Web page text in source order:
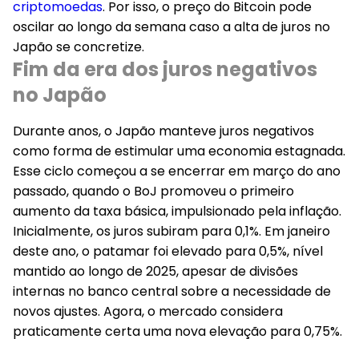
criptomoedas. Por isso, o preço do Bitcoin pode
oscilar ao longo da semana caso a alta de juros no
Japão se concretize.
Fim da era dos juros negativos
no Japão
Durante anos, o Japão manteve juros negativos
como forma de estimular uma economia estagnada.
Esse ciclo começou a se encerrar em março do ano
passado, quando o BoJ promoveu o primeiro
aumento da taxa básica, impulsionado pela inflação.
Inicialmente, os juros subiram para 0,1%. Em janeiro
deste ano, o patamar foi elevado para 0,5%, nível
mantido ao longo de 2025, apesar de divisões
internas no banco central sobre a necessidade de
novos ajustes. Agora,o mercado considera
praticamente certa uma nova elevação para 0,75%.